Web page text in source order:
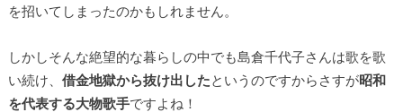
を招いてしまったのかもしれません。
しかしそんな絶望的な暮らしの中でも島倉千代子さんは歌を歌
い続け、 借金地獄から抜け出したというのですからさすが昭和
を代表する大物歌手ですよね！